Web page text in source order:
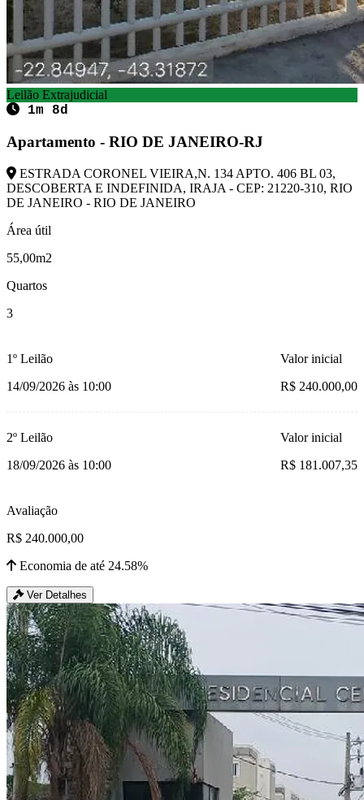
Leilão Extrajudicial
1m 8d
Apartamento - RIO DE JANEIRO-RJ
ESTRADA CORONEL VIEIRA,N. 134 APTO. 406 BL 03,
DESCOBERTA E INDEFINIDA, IRAJA - CEP: 21220-310, RIO
DE JANEIRO - RIO DE JANEIRO
Área útil
55,00m2
Quartos
3
1º Leilão
14/09/2026 às 10:00
Valor inicial
R$ 240.000,00
2º Leilão
18/09/2026 às 10:00
Valor inicial
R$ 181.007,35
Avaliação
R$ 240.000,00
Economia de até 24.58%
Ver Detalhes